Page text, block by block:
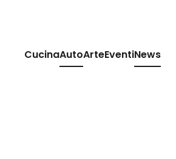
CucinaAutoArteEventiNews